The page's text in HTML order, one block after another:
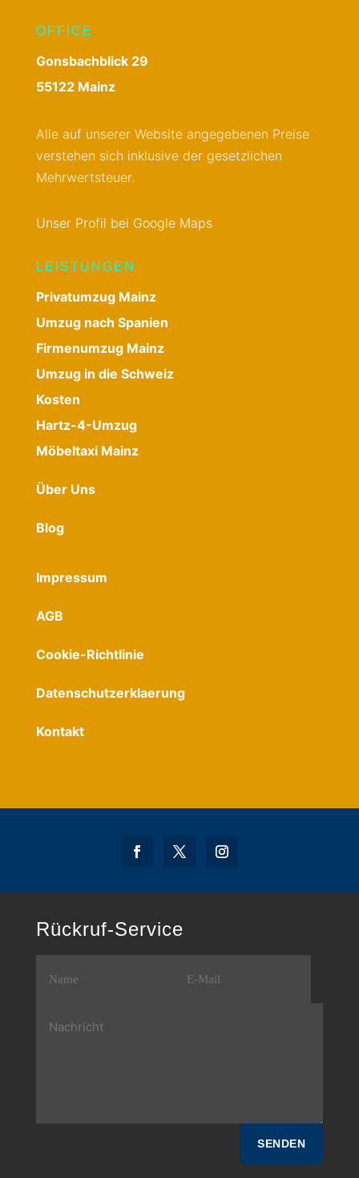
OFFICE
Gonsbachblick 29
55122 Mainz
Alle auf unserer Website angegebenen Preise
verstehen sich inklusive der gesetzlichen
Mehrwertsteuer.
Unser Profil bei Google Maps
LEISTUNGEN
Privatumzug Mainz
Umzug nach Spanien
Firmenumzug Mainz
Umzug in die Schweiz
Kosten
Hartz-4-Umzug
Möbeltaxi Mainz
Über Uns
Blog
Impressum
AGB
Cookie-Richtlinie
Datenschutzerklaerung
Kontakt
Rückruf-Service
SENDEN